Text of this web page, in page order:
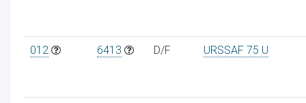
012 6413 D/F URSSAF 75 U